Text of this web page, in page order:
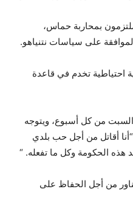
ملتزمون بمحاربة حماس،
على سياسات نتنياهو.
احتياطية تخدم في قاعدة
السبت من كل أسبوع، ويتوجه
أقاتل من أجل حب بلدي
الحكومة وكل ما تفعله. “
من أجل الحفاظ على